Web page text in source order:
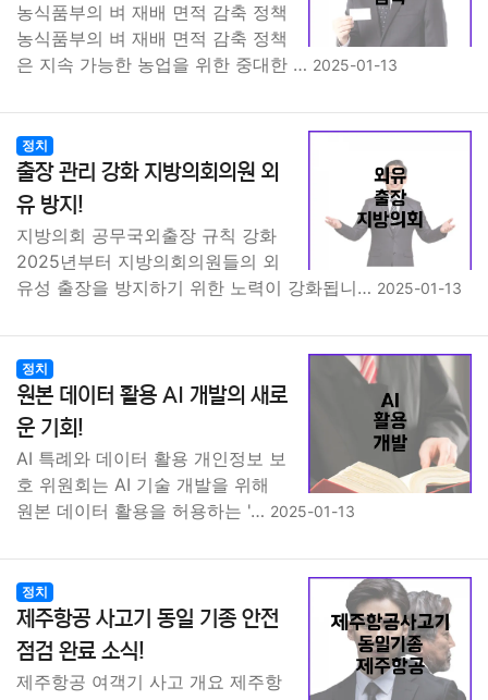
농식품부의 벼 재배 면적 감축 정책
농식품부의 벼 재배 면적 감축 정책
은 지속 가능한 농업을 위한 중대한 … 2025-01-13
정치
출장 관리 강화 지방의회의원 외
유 방지!
지방의회 공무국외출장 규칙 강화
2025년부터 지방의회의원들의 외
유성 출장을 방지하기 위한 노력이 강화됩니… 2025-01-13
정치
원본 데이터 활용 AI 개발의 새로
운 기회!
AI 특례와 데이터 활용 개인정보 보
호 위원회는 AI 기술 개발을 위해
원본 데이터 활용을 허용하는 '… 2025-01-13
정치
제주항공 사고기 동일 기종 안전
점검 완료 소식!
제주항공 여객기 사고 개요 제주항